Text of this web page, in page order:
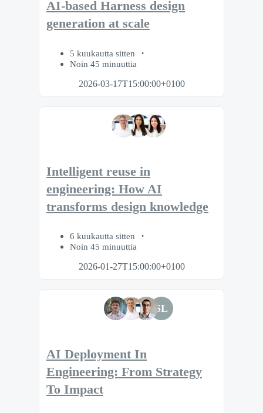
AI-based Harness design
generation at scale
5 kuukautta sitten
Noin 45 minuuttia
2026-03-17T15:00:00+0100
Intelligent reuse in
engineering: How AI
transforms design knowledge
6 kuukautta sitten
Noin 45 minuuttia
2026-01-27T15:00:00+0100
SL
AI Deployment In
Engineering: From Strategy
To Impact